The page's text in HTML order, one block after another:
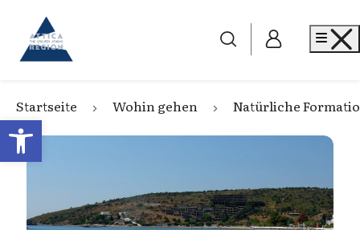
Open toolbar
Go to home
Startseite Wohin gehen Natürliche